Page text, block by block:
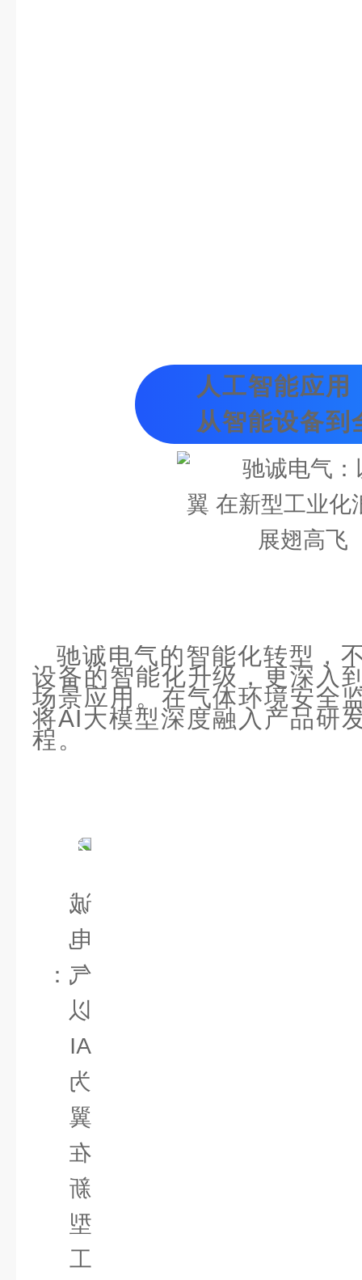
人工智能应用
从智能设备到
驰诚电气的智能化转型，
设备的智能化升级，更深入
场景应用。在气体环境安全
将AI大模型深度融入产品研
程。